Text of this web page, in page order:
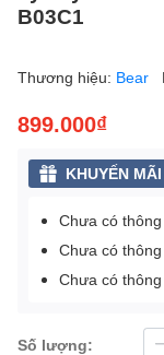
B03C1
Thương hiệu: Bear
899.000₫
KHUYẾN
Chưa có
Chưa có
Chưa có
Số lượng: